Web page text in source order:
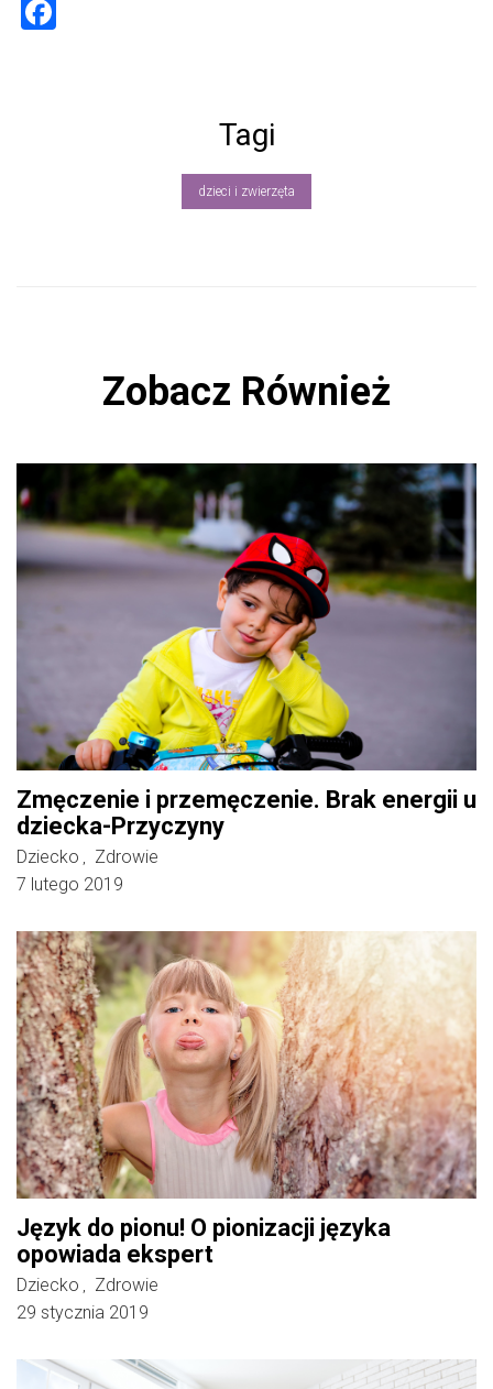
Tagi
dzieci i zwierzęta
Zobacz Również
Zmęczenie i przemęczenie. Brak energii u
dziecka-Przyczyny
Dziecko ,
Zdrowie
7 lutego 2019
Język do pionu! O pionizacji języka
opowiada ekspert
Dziecko ,
Zdrowie
29 stycznia 2019